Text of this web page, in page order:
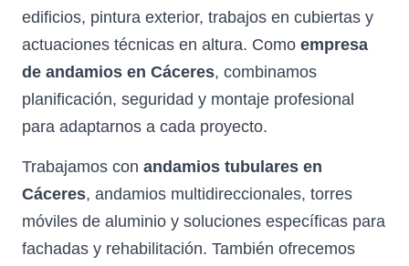
edificios, pintura exterior, trabajos en cubiertas y
actuaciones técnicas en altura. Como empresa
de andamios en Cáceres, combinamos
planificación, seguridad y montaje profesional
para adaptarnos a cada proyecto.
Trabajamos con andamios tubulares en
Cáceres, andamios multidireccionales, torres
móviles de aluminio y soluciones específicas para
fachadas y rehabilitación. También ofrecemos